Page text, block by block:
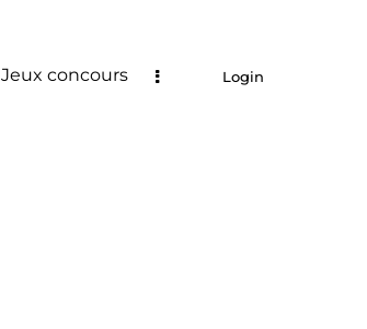
Jeux concours Login